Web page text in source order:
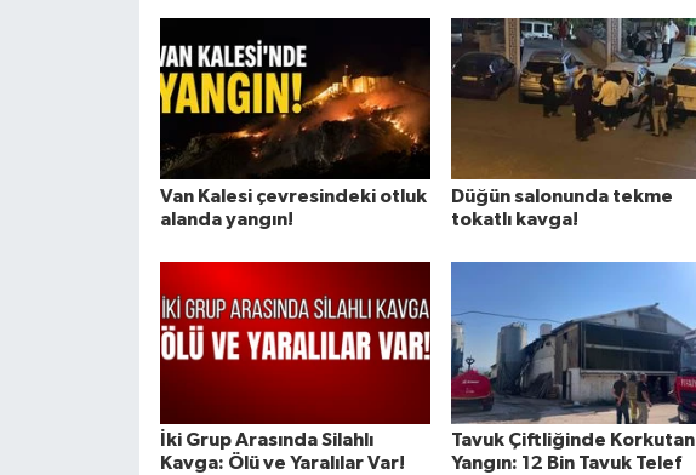
Van Kalesi çevresindeki otluk
alanda yangın!
Düğün salonunda tekme
tokatlı kavga!
İki Grup Arasında Silahlı
Kavga: Ölü ve Yaralılar Var!
Tavuk Çiftliğinde Korkutan
Yangın: 12 Bin Tavuk Telef